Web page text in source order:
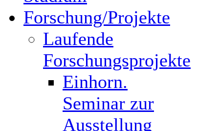
Forschung/Projekte
Laufende
Forschungsprojekte
Einhorn.
Seminar zur
Ausstellung